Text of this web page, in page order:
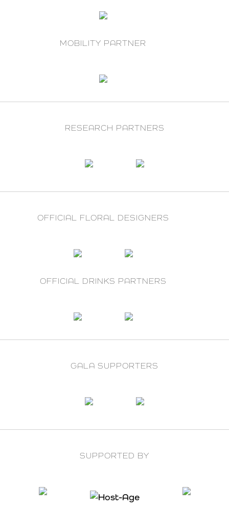
MOBILITY PARTNER
RESEARCH PARTNERS
OFFICIAL FLORAL DESIGNERS
OFFICIAL DRINKS PARTNERS
GALA SUPPORTERS
SUPPORTED BY